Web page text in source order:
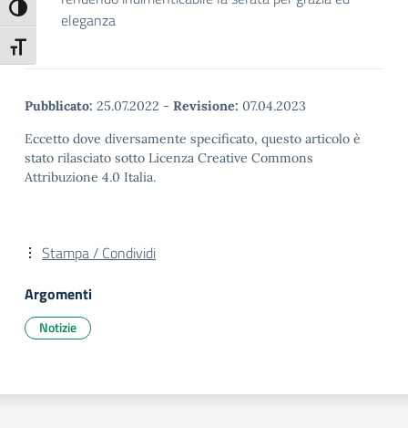
Attiva/disattiva alto contrasto
Attiva/disattiva dimensione testo
eleganza
Pubblicato: 25.07.2022 - Revisione: 07.04.2023
Eccetto dove diversamente specificato, questo articolo è
stato rilasciato sotto Licenza Creative Commons
Attribuzione 4.0 Italia.
Stampa / Condividi
Argomenti
Notizie